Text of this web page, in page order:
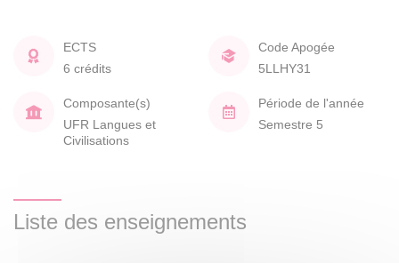
ECTS
6 crédits
Code Apogée
5LLHY31
Composante(s)
UFR Langues et
Civilisations
Période de l'année
Semestre 5
Liste des enseignements